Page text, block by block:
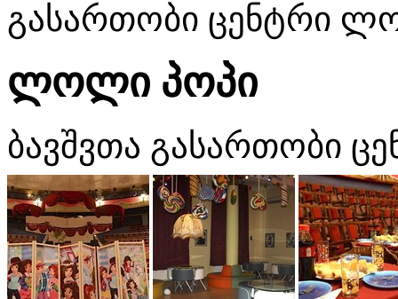
გასართობი ცენტრი
ლოლი პოპი
ბავშვთა გასართობი